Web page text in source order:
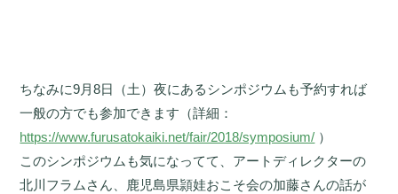
ちなみに9月8日（土）夜にあるシンポジウムも予約すれば
一般の方でも参加できます（詳細：
https://www.furusatokaiki.net/fair/2018/symposium/ ）
このシンポジウムも気になってて、アートディレクターの
北川フラムさん、鹿児島県頴娃おこそ会の加藤さんの話が